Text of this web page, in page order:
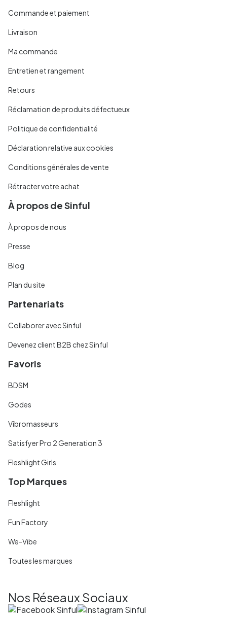
Commande et paiement
Livraison
Ma commande
Entretien et rangement
Retours
Réclamation de produits défectueux
Politique de confidentialité
Déclaration relative aux cookies
Conditions générales de vente
Rétracter votre achat
À propos de Sinful
À propos de nous
Presse
Blog
Plan du site
Partenariats
Collaborer avec Sinful
Devenez client B2B chez Sinful
Favoris
BDSM
Godes
Vibromasseurs
Satisfyer Pro 2 Generation 3
Fleshlight Girls
Top Marques
Fleshlight
Fun Factory
We-Vibe
Toutes les marques
Nos Réseaux Sociaux